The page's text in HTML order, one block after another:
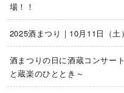
場！！
2025酒まつり｜10月11日（
酒まつりの日に酒蔵コンサー
と蔵楽のひととき～